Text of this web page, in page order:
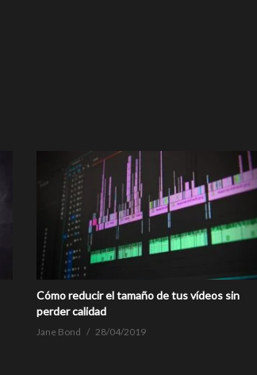
Cómo reducir el tamaño de tus vídeos sin
perder calidad
Jane Bond 28/04/2019